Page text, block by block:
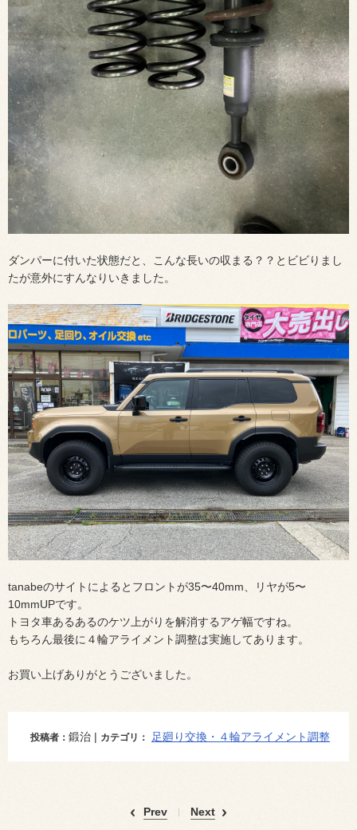
ダンパーに付いた状態だと、こんな長いの収まる？？とビビりまし
たが意外にすんなりいきました。
tanabeのサイトによるとフロントが35〜40mm、リヤが5〜
10mmUPです。
トヨタ車あるあるのケツ上がりを解消するアゲ幅ですね。
もちろん最後に４輪アライメント調整は実施してあります。
お買い上げありがとうございました。
投稿者： 鍛治 | カテゴリ： 足廻り交換・４輪アライメント調整
Prev Next